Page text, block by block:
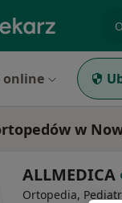
online
w
ALLMEDICA
Ortopedia,